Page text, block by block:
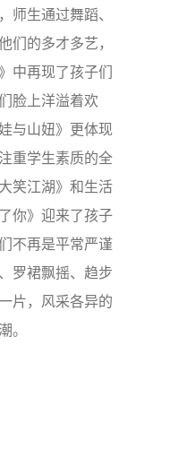
师生通过舞蹈、
们的多才多艺，
中再现了孩子们
脸上洋溢着欢
与山妞》更体现
重学生素质的全
笑江湖》和生活
你》迎来了孩子
不再是平常严谨
罗裙飘摇、趋步
片，风采各异的
。